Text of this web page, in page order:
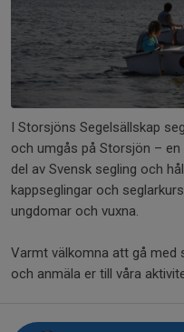
I Storsjöns Segelsällskap
och umgås på Storsjön –
del av Svensk segling och
kappseglingar och
ungdomar och vuxna.
Varmt välkomna att gå med
och anmäla er till våra